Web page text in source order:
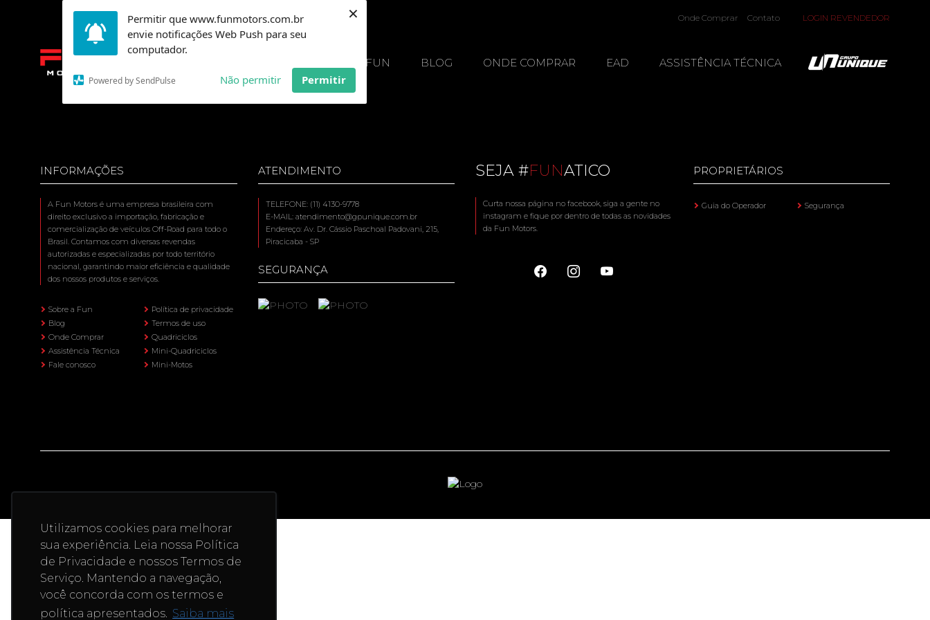
Permitir que www.funmotors.com.br
envie notificações Web Push para seu
computador.
Powered by SendPulse Não permitir Permitir
×
Utilizamos cookies para melhorar
sua experiência. Leia nossa Política
de Privacidade e nossos Termos de
Serviço. Mantendo a navegação,
você concorda com os termos e
política apresentados. Saiba mais
Onde Comprar Contato LOGIN REVENDEDOR
A FUN BLOG ONDE COMPRAR EAD ASSISTÊNCIA TÉCNICA
INFORMAÇÕES
A Fun Motors é uma empresa brasileira com
direito exclusivo a importação, fabricação e
comercialização de veículos Off-Road para todo o
Brasil. Contamos com diversas revendas
autorizadas e especializadas por todo território
nacional, garantindo maior eficiência e qualidade
dos nossos produtos e serviços.
Sobre a Fun
Blog
Onde Comprar
Assistência Técnica
Fale conosco
Política de privacidade
Termos de uso
Quadriciclos
Mini-Quadriciclos
Mini-Motos
ATENDIMENTO
TELEFONE: (11) 4130-9778
E-MAIL: atendimento@gpunique.com.br
Endereço: Av. Dr. Cássio Paschoal Padovani, 215,
Piracicaba - SP
SEGURANÇA
SEJA #FUNATICO
Curta nossa página no facebook, siga a gente no
instagram e fique por dentro de todas as novidades
da Fun Motors.
PROPRIETÁRIOS
Guia do Operador Segurança